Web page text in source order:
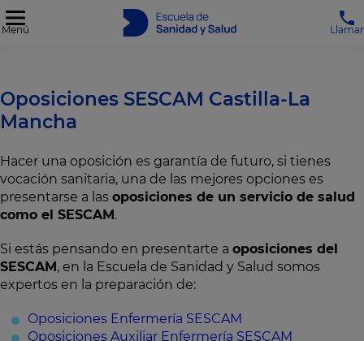
Menú Llamar
Oposiciones SESCAM Castilla-La
Mancha
Hacer una oposición es garantía de futuro, si tienes
vocación sanitaria, una de las mejores opciones es
presentarse a las oposiciones de un servicio de salud
como el SESCAM.
Si estás pensando en presentarte a oposiciones del
SESCAM, en la Escuela de Sanidad y Salud somos
expertos en la preparación de:
Oposiciones Enfermería SESCAM
Oposiciones Auxiliar Enfermería SESCAM